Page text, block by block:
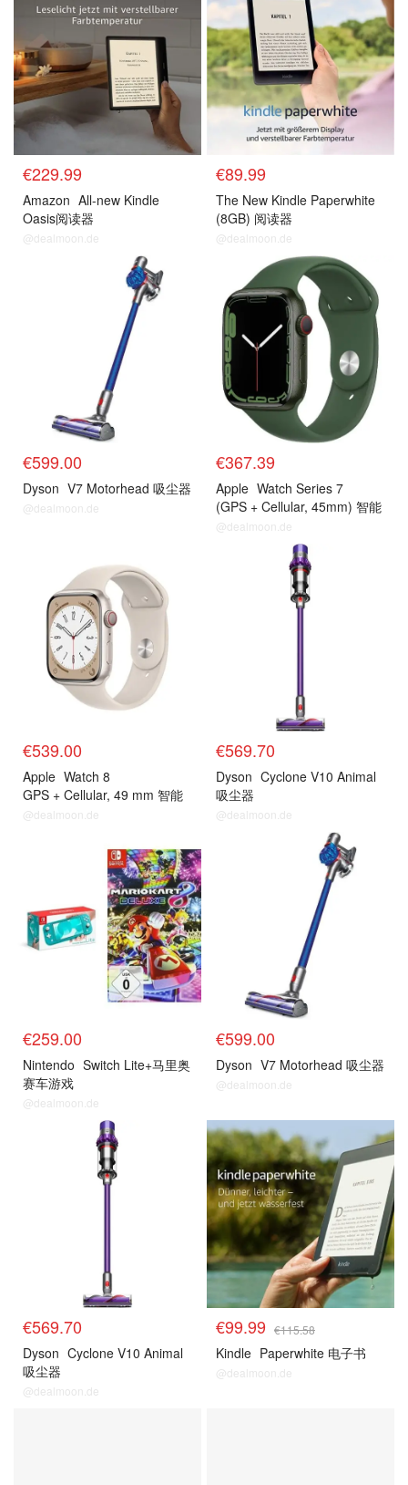
€229.99
Amazon All-new Kindle
Oasis阅读器
@dealmoon.de
€89.99
The New Kindle Paperwhite
(8GB) 阅读器
@dealmoon.de
€599.00
Dyson V7 Motorhead 吸尘器
@dealmoon.de
今日推荐
€367.39
Apple Watch Series 7
(GPS + Cellular, 45mm) 智能
手表
@dealmoon.de
€539.00
Apple Watch 8
GPS + Cellular, 49 mm 智能
手表
@dealmoon.de
€569.70
Dyson Cyclone V10 Animal
吸尘器
@dealmoon.de
€259.00
Nintendo Switch Lite+马里奥
赛车游戏
@dealmoon.de
€599.00
Dyson V7 Motorhead 吸尘器
@dealmoon.de
€569.70
Dyson Cyclone V10 Animal
吸尘器
@dealmoon.de
预测
€99.99 €115.58
Kindle Paperwhite 电子书
@dealmoon.de